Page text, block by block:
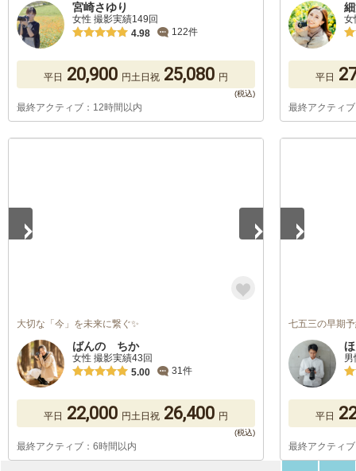
宮崎さゆり
女性 撮影実績149回
4.98
122件
平日 20,900 円土日祝 25,080 円
最終アクティブ：12時間以内
女
平日
最終アクティ
大切な「今」を未来に繋ぐ✨
ばんの ちか
女性 撮影実績43回
5.00
31件
平日 22,000 円土日祝 26,400 円
最終アクティブ：6時間以内
七五三の早期
平日
最終アクティ